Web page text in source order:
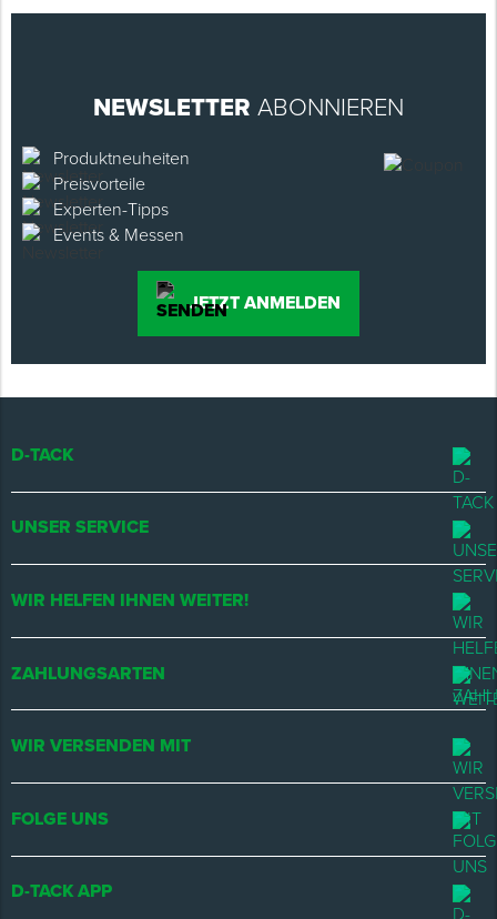
NEWSLETTER ABONNIEREN
Produktneuheiten
Preisvorteile
Experten-Tipps
Events & Messen
JETZT ANMELDEN
D-TACK
UNSER SERVICE
WIR HELFEN IHNEN WEITER!
ZAHLUNGSARTEN
WIR VERSENDEN MIT
FOLGE UNS
D-TACK APP